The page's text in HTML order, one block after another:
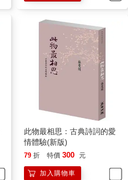
此物最相思：古典詩詞的愛
情體驗(新版)
79 折 特價 300 元
加入購物車